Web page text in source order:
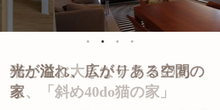
光が溢れ、広がりある空間の
家